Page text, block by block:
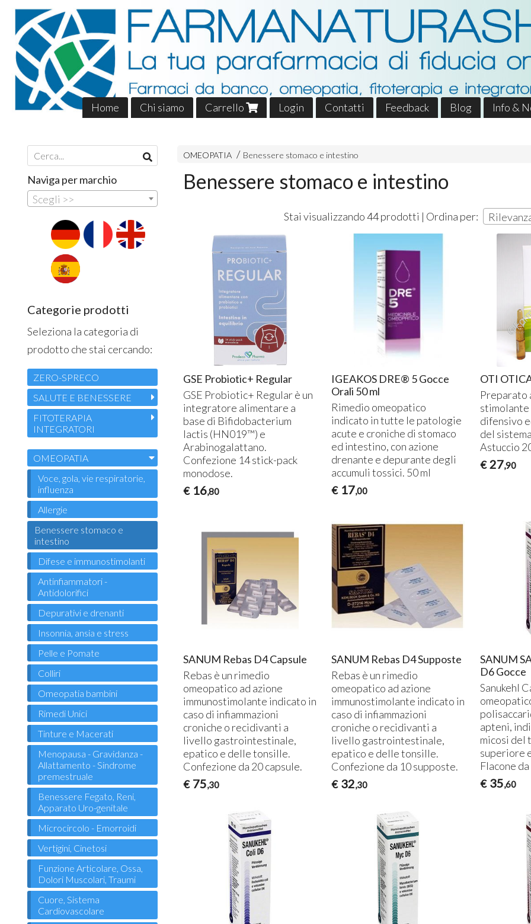
Home Chi siamo Carrello Login Contatti Feedback Blog Info &
OMEOPATIA Benessere stomaco e intestino
Benessere stomaco e intestino
Stai visualizzando 44 prodotti | Ordina per:
GSE Probiotic+ Regular
GSE Probiotic+ Regular è un
integratore alimentare a
base di Bifidobacterium
lactis (HN019™) e
Arabinogalattano.
Confezione 14 stick-pack
monodose.
€ 16,80
IGEAKOS DRE® 5 Gocce
Orali 50 ml
Rimedio omeopatico
indicato in tutte le patologie
acute e croniche di stomaco
ed intestino, con azione
drenante e depurante degli
accumuli tossici. 50 ml
€ 17,00
OTI
Preparato
stimolante
difensivo
del
Astuccio
€ 27,90
SANUM Rebas D4 Capsule
Rebas è un rimedio
omeopatico ad azione
immunostimolante indicato in
caso di infiammazioni
croniche o recidivanti a
livello gastrointestinale,
epatico e delle tonsille.
Confezione da 20 capsule.
€ 75,30
SANUM Rebas D4 Supposte
Rebas è un rimedio
omeopatico ad azione
immunostimolante indicato in
caso di infiammazioni
croniche o recidivanti a
livello gastrointestinale,
epatico e delle tonsille.
Confezione da 10 supposte.
€ 32,30
SANUM
D6 Gocce
Sanukehl
apteni,
micosi
superiore
Flacone
€ 35,60
Naviga per marchio
Scegli >>
Categorie prodotti
Seleziona la categoria di
prodotto che stai cercando:
ZERO-SPRECO
SALUTE E BENESSERE
FITOTERAPIA
INTEGRATORI
OMEOPATIA
Voce, gola, vie respiratorie,
influenza
Allergie
Benessere stomaco e
intestino
Difese e immunostimolanti
Antinfiammatori -
Antidolorifici
Depurativi e drenanti
Insonnia, ansia e stress
Pelle e Pomate
Colliri
Omeopatia bambini
Rimedi Unici
Tinture e Macerati
Menopausa - Gravidanza -
Allattamento - Sindrome
premestruale
Benessere Fegato, Reni,
Apparato Uro-genitale
Microcircolo - Emorroidi
Vertigini, Cinetosi
Funzione Articolare, Ossa,
Dolori Muscolari, Traumi
Cuore, Sistema
Cardiovascolare